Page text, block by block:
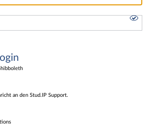
an den Stud.IP Support.